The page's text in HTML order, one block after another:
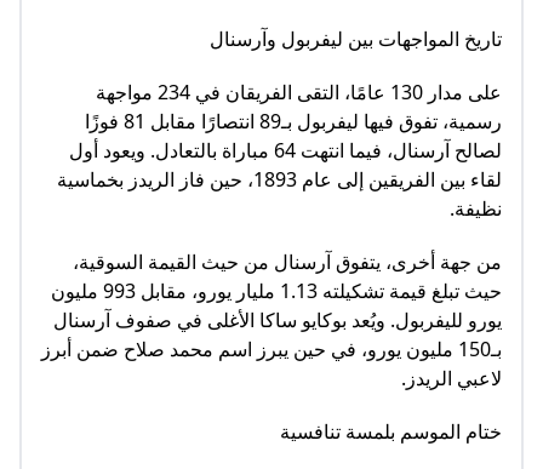
تاريخ المواجهات بين ليفربول وآرسنال
على مدار 130 عامًا، التقى الفريقان في 234 مواجهة
رسمية، تفوق فيها ليفربول بـ89 انتصارًا مقابل 81 فوزًا
لصالح آرسنال، فيما انتهت 64 مباراة بالتعادل. ويعود أول
لقاء بين الفريقين إلى عام 1893، حين فاز الريدز بخماسية
نظيفة.
من جهة أخرى، يتفوق آرسنال من حيث القيمة السوقية،
حيث تبلغ قيمة تشكيلته 1.13 مليار يورو، مقابل 993 مليون
يورو لليفربول. ويُعد بوكايو ساكا الأغلى في صفوف آرسنال
بـ150 مليون يورو، في حين يبرز اسم محمد صلاح ضمن أبرز
لاعبي الريدز.
ختام الموسم بلمسة تنافسية